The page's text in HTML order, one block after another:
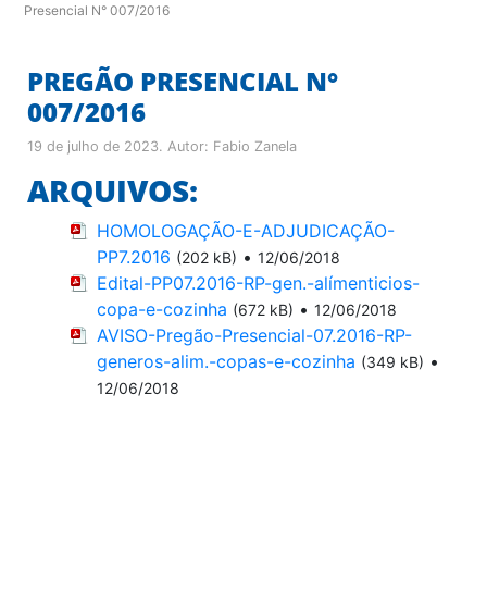
Presencial N° 007/2016
PREGÃO PRESENCIAL N°
007/2016
19 de julho de 2023. Autor: Fabio Zanela
ARQUIVOS:
HOMOLOGAÇÃO-E-ADJUDICAÇÃO-
PP7.2016 (202 kB) • 12/06/2018
Edital-PP07.2016-RP-gen.-alímenticios-
copa-e-cozinha (672 kB) • 12/06/2018
AVISO-Pregão-Presencial-07.2016-RP-
generos-alim.-copas-e-cozinha (349 kB) •
12/06/2018